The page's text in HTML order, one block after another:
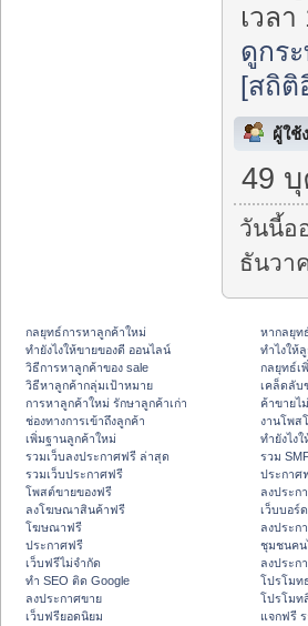
เวล
ดูกร
[สถิติ
ผู้ใช้
49
วันนี้อ
ธันวา
กลยุทธ์การหาลูกค้าใหม่
ทํายังไงให้ขายของดี ออนไลน์
วิธีการหาลูกค้าของ sale
วิธีหาลูกค้ากลุ่มเป้าหมาย
การหาลูกค้าใหม่ รักษาลูกค้าเก่า
ช่องทางการเข้าถึงลูกค้า
เพิ่มฐานลูกค้าใหม่
รวมเว็บลงประกาศฟรี ล่าสุด
รวมเว็บประกาศฟรี
โพสต์ขายของฟรี
ลงโฆษณาสินค้าฟรี
โฆษณาฟรี
ประกาศฟรี
เว็บฟรีไม่จำกัด
ทำ SEO ติด Google
ลงประกาศขาย
เว็บฟรียอดนิยม
หากลยุท
ทําไงให้
กลยุทธ์เ
เคล็ดลับ
ค้าขายไ
งานโพส
ทํายังไง
รวม
ประกาศ
ลงประก
เว็บบอร์
ลงประก
ชุมชนคน
ลงประก
โปรโมท
โปรโมท
แจกฟรี